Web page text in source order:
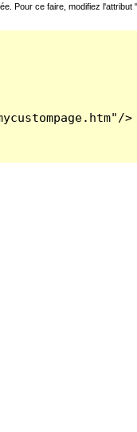
Pour ce faire, modifiez
>